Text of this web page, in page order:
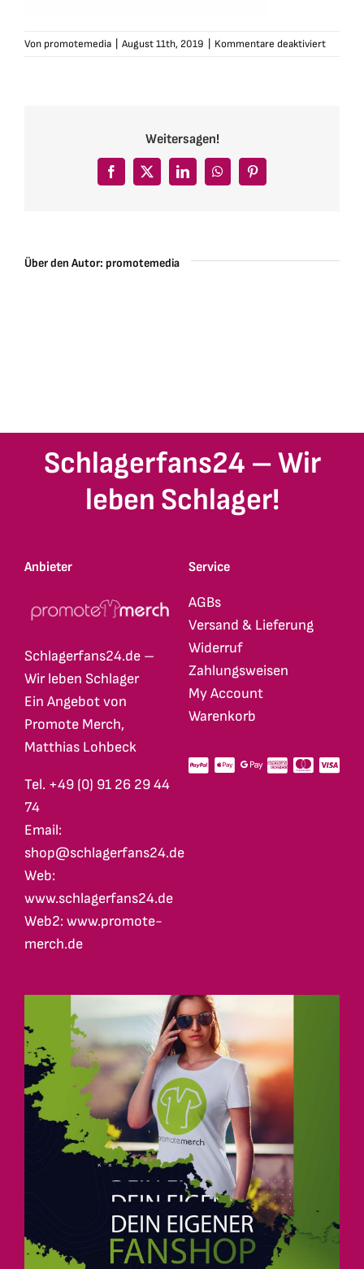
Von promotemedia August 11th, 2019 Kommentare deaktiviertfür
Weitersagen!
Facebook
X LinkedInWhatsAppPinterest
Über den Autor: promotemedia
Schlagerfans24 – Wir
leben Schlager!
Anbieter
Schlagerfans24.de –
Wir leben Schlager
Ein Angebot von
Promote Merch,
Matthias Lohbeck
Tel. +49 (0) 91 26 29 44
74
Email:
shop@schlagerfans24.de
Web:
www.schlagerfans24.de
Web2: www.promote-
merch.de
Service
AGBs
Versand & Lieferung
Widerruf
Zahlungsweisen
My Account
Warenkorb